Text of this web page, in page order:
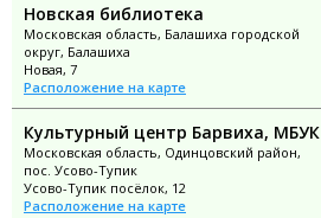
Новская библиотека
Московская область, Балашиха городской
округ, Балашиха
Новая, 7
Расположение на карте
Культурный центр Барвиха, МБУК
Московская область, Одинцовский район,
пос. Усово-Тупик
Усово-Тупик посёлок, 12
Расположение на карте